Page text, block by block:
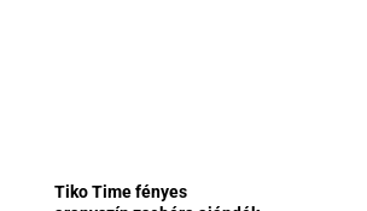
Tiko Time fényes